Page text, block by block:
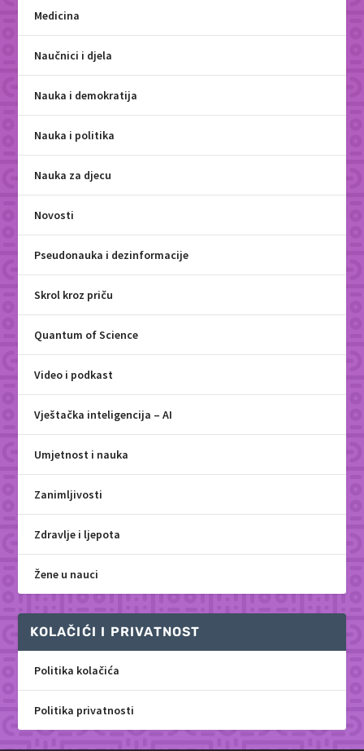
Medicina
Naučnici i djela
Nauka i demokratija
Nauka i politika
Nauka za djecu
Novosti
Pseudonauka i dezinformacije
Skrol kroz priču
Quantum of Science
Video i podkast
Vještačka inteligencija – AI
Umjetnost i nauka
Zanimljivosti
Zdravlje i ljepota
Žene u nauci
KOLAČIĆI I PRIVATNOST
Politika kolačića
Politika privatnosti